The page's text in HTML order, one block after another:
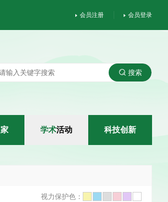
会员注册 会员登录
搜索
家 学术活动 科技创 新
视力保护色：